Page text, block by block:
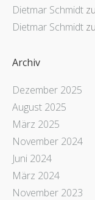
Dietmar Schmidt zu
Dietmar Schmidt zu
Archiv
Dezember 2025
August 2025
März 2025
November 2024
Juni 2024
März 2024
November 2023